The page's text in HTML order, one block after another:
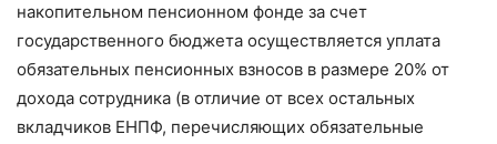
накопительном пенсионном фонде за счет
государственного бюджета осуществляется уплата
обязательных пенсионных взносов в размере 20% от
дохода сотрудника (в отличие от всех остальных
вкладчиков ЕНПФ, перечисляющих обязательные